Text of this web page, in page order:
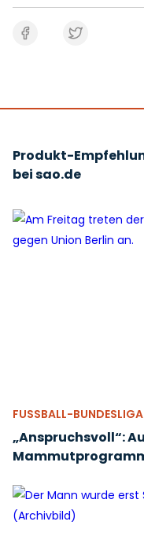
Produkt-
bei sao.de
FUSSBALL-BUNDESLIGA
„Anspruchsvoll“: